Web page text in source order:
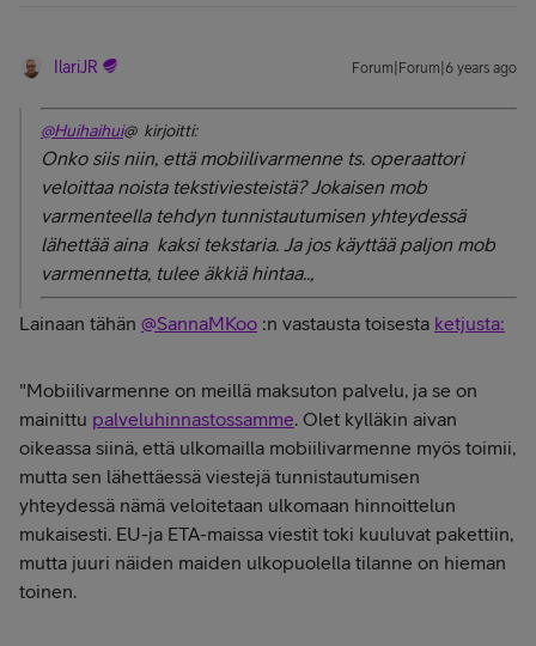
IlariJR Forum|Forum|6 years ago
@Huihaihui@ kirjoitti:
Onko siis niin, että mobiilivarmenne ts. operaattori
veloittaa noista tekstiviesteistä? Jokaisen mob
varmenteella tehdyn tunnistautumisen yhteydessä
lähettää aina kaksi tekstaria. Ja jos käyttää paljon mob
varmennetta, tulee äkkiä hintaa..,
Lainaan tähän @SannaMKoo :n vastausta toisesta ketjusta:
"Mobiilivarmenne on meillä maksuton palvelu, ja se on
mainittu palveluhinnastossamme. Olet kylläkin aivan
oikeassa siinä, että ulkomailla mobiilivarmenne myös toimii,
mutta sen lähettäessä viestejä tunnistautumisen
yhteydessä nämä veloitetaan ulkomaan hinnoittelun
mukaisesti. EU-ja ETA-maissa viestit toki kuuluvat pakettiin,
mutta juuri näiden maiden ulkopuolella tilanne on hieman
toinen.